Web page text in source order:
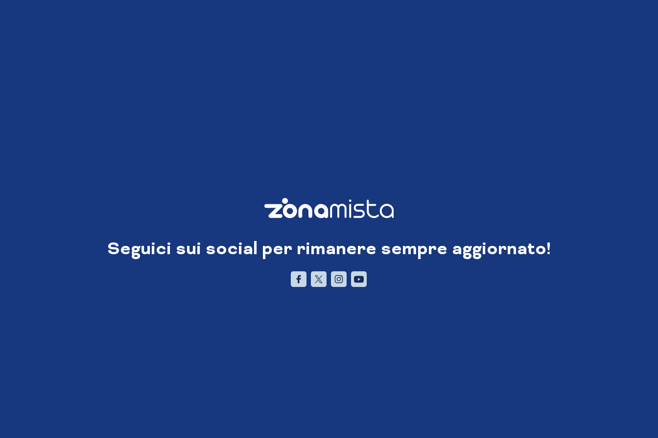
Seguici sui social per rimanere sempre aggiornato!